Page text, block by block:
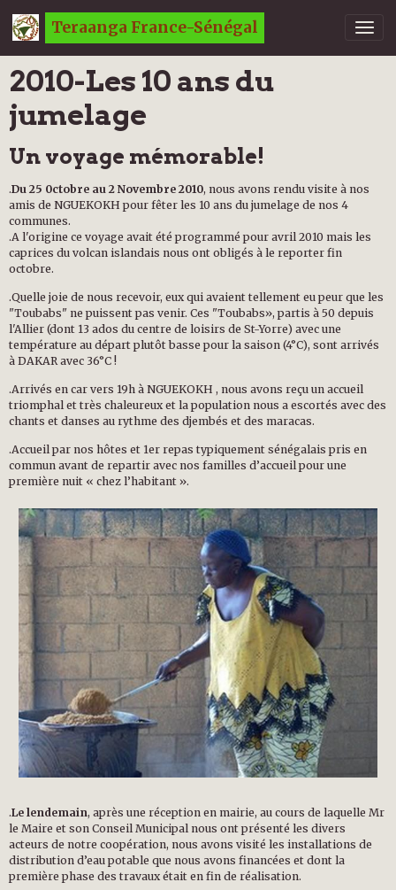
Teraanga France-Sénégal
2010-Les 10 ans du
jumelage
Un voyage mémorable!
.Du 25 0ctobre au 2 Novembre 2010, nous avons rendu visite à nos
amis de NGUEKOKH pour fêter les 10 ans du jumelage de nos 4
communes.
.A l'origine ce voyage avait été programmé pour avril 2010 mais les
caprices du volcan islandais nous ont obligés à le reporter fin
octobre.
.Quelle joie de nous recevoir, eux qui avaient tellement eu peur que les
"Toubabs" ne puissent pas venir. Ces "Toubabs», partis à 50 depuis
l'Allier (dont 13 ados du centre de loisirs de St-Yorre) avec une
température au départ plutôt basse pour la saison (4°C), sont arrivés
à DAKAR avec 36°C !
.Arrivés en car vers 19h à NGUEKOKH , nous avons reçu un accueil
triomphal et très chaleureux et la population nous a escortés avec des
chants et danses au rythme des djembés et des maracas.
.Accueil par nos hôtes et 1er repas typiquement sénégalais pris en
commun avant de repartir avec nos familles d’accueil pour une
première nuit « chez l’habitant ».
.Le lendemain, après une réception en mairie, au cours de laquelle Mr
le Maire et son Conseil Municipal nous ont présenté les divers
acteurs de notre coopération, nous avons visité les installations de
distribution d’eau potable que nous avons financées et dont la
première phase des travaux était en fin de réalisation.